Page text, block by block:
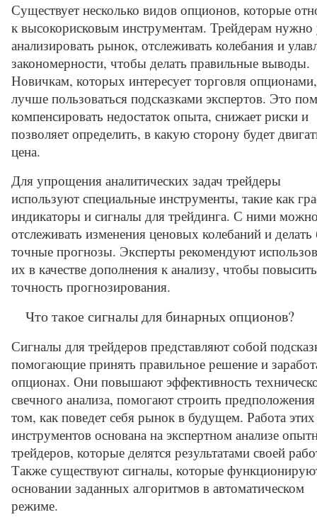
Существует несколько видов опционов, которые
к высокорисковым инструментам. Трейдерам нужно
анализировать рынок, отслеживать колебания и
закономерности, чтобы делать правильные выводы.
Новичкам, которых интересует торговля опционами,
лучше пользоваться подсказками экспертов. Это
компенсировать недостаток опыта, снижает риски и
позволяет определить, в какую сторону будет
цена.
Для упрощения аналитических задач трейдеры
используют специальные инструменты, такие как
индикаторы и сигналы для трейдинга. С ними
отслеживать изменения ценовых колебаний и делать
точные прогнозы. Эксперты рекомендуют
их в качестве дополнения к анализу, чтобы повысить
точность прогнозирования.
Что такое сигналы для бинарных опционов?
Сигналы для трейдеров представляют собой
помогающие принять правильное решение и
опционах. Они повышают эффективность
свечного анализа, помогают строить
том, как поведет себя рынок в будущем. Работа этих
инструментов основана на экспертном анализе
трейдеров, которые делятся результатами своей
Также существуют сигналы, которые
основании заданных алгоритмов в автоматическом
режиме.